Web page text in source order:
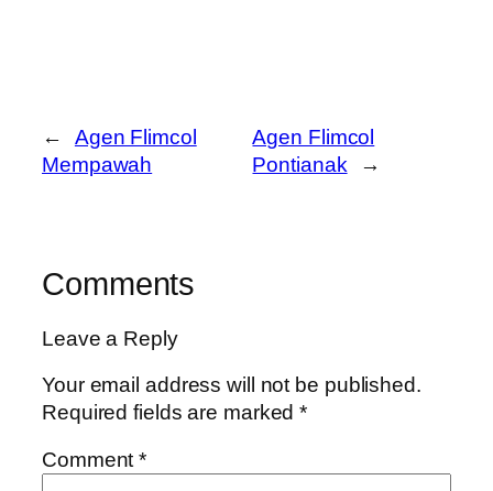
←
Agen Flimcol
Mempawah
Agen Flimcol
Pontianak
→
Comments
Leave a Reply
Your email address will not be published.
Required fields are marked*
Comment*